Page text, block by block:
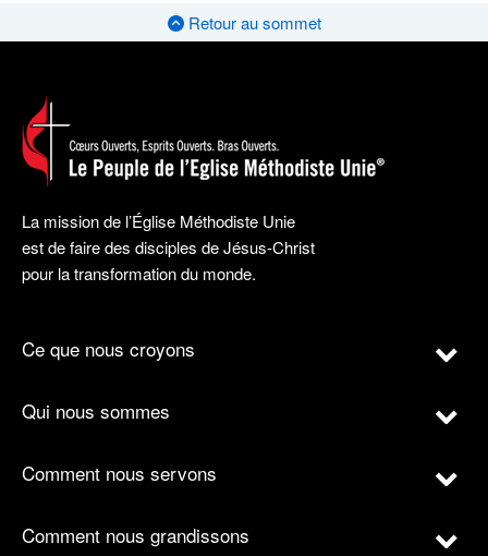
Retour au sommet
La mission de l’Église Méthodiste Unie
est de faire des disciples de Jésus-Christ
pour la transformation du monde.
Ce que nous croyons
Qui nous sommes
Comment nous servons
Comment nous grandissons